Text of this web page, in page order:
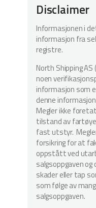
Disclaimer
Informasjonen i
informasjon fra
registre.
North Shipping
noen
informasjon som
denne
Megler ikke
tilstand av
fast utstyr.
forsikring for at
oppstått ved
salgsoppgaven
skader eller tap
som følge av
salgsoppgaven.